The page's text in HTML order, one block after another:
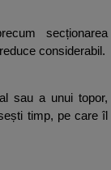
secționarea
considerabil.
sau a unui topor,
timp, pe care îl